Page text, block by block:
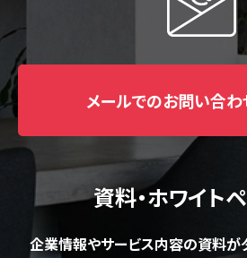
メールでのお問い合わ
資料・ホワイト
企業情報やサービス内容の資料が